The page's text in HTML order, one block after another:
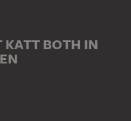
KATT BOTH IN